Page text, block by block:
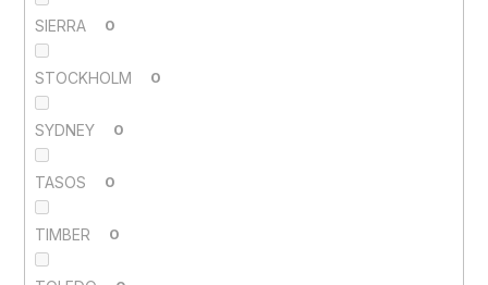
SIERRA 0
STOCKHOLM 0
SYDNEY 0
TASOS 0
TIMBER 0